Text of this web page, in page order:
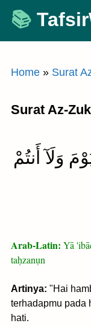
Skip
content
Home » Surat
Surat Az-
وَلَآ أَنتُمْ
Arab-Latin: Yā
taḥzanụn
Artinya: "Hai
terhadapmu pada
hati.